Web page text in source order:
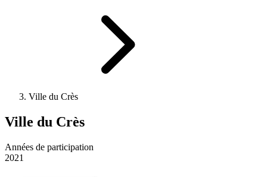
Ville du Crès
Ville du Crès
Années de participation
2021